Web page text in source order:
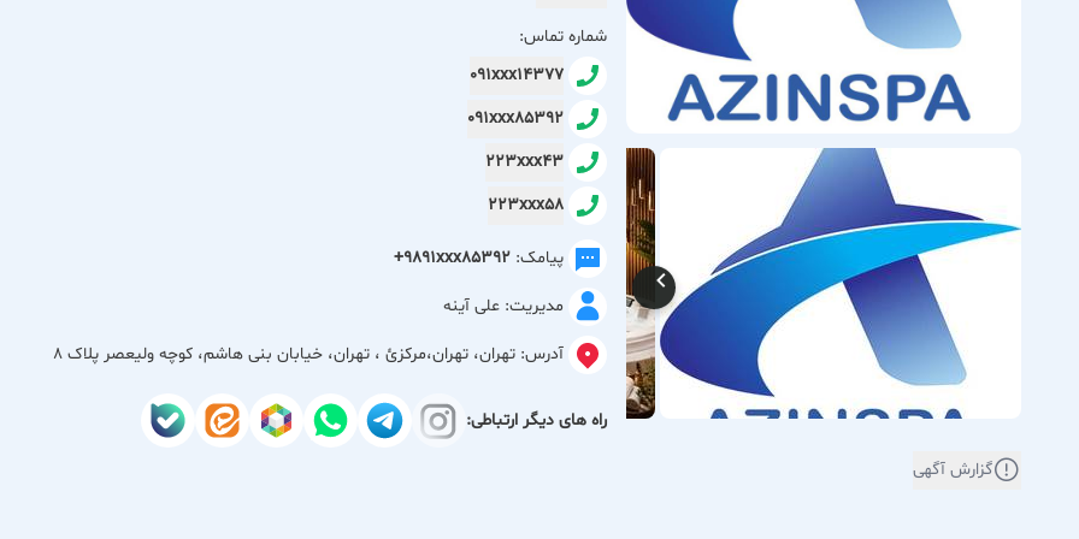
گزارش آگهی
شماره تماس:
091xxx14377
091xxx85392
223xxx43
223xxx58
پیامک: +9891xxx85392
مدیریت: علی آینه
آدرس: تهران، تهران،مركزئ ، تهران، خیابان بنی هاشم، کوچه ولیعصر پلاک ۸
راه های دیگر ارتباطی: